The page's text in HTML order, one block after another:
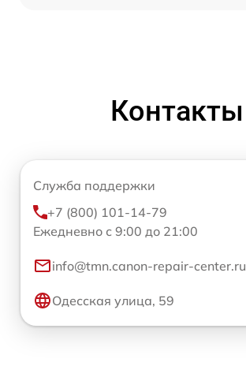
Контакты
Служба поддержки
+7 (800) 101-14-79
Ежедневно с 9:00 до 21:00
info@tmn.canon-repair-center.ru
Одесская улица, 59